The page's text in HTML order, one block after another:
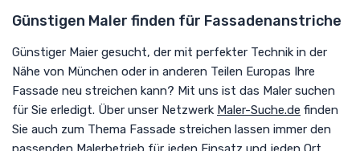
Günstigen Maler finden für Fassadenanstriche
Günstiger Maier gesucht, der mit perfekter Technik in der
Nähe von München oder in anderen Teilen Europas Ihre
Fassade neu streichen kann? Mit uns ist das Maler suchen
für Sie erledigt. Über unser Netzwerk Maler-Suche.de finden
Sie auch zum Thema Fassade streichen lassen immer den